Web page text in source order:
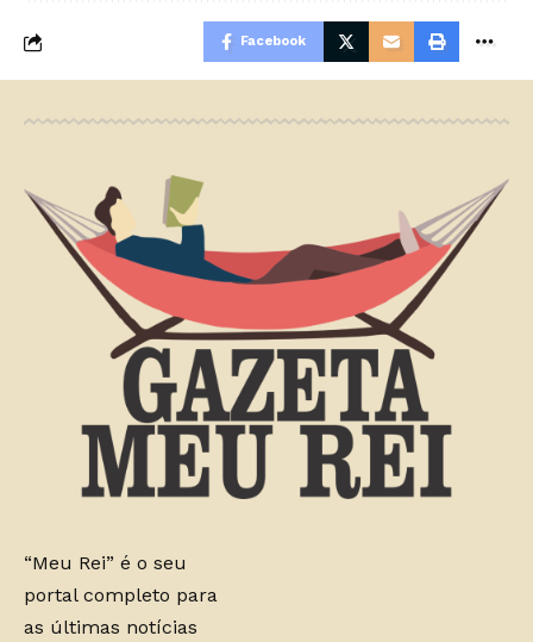
Facebook
“Meu Rei” é o seu
portal completo para
as últimas notícias